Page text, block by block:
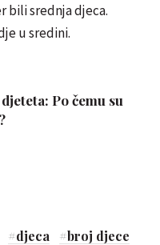
bili srednja djeca.
u sredini.
Po čemu su
#djeca #broj djece